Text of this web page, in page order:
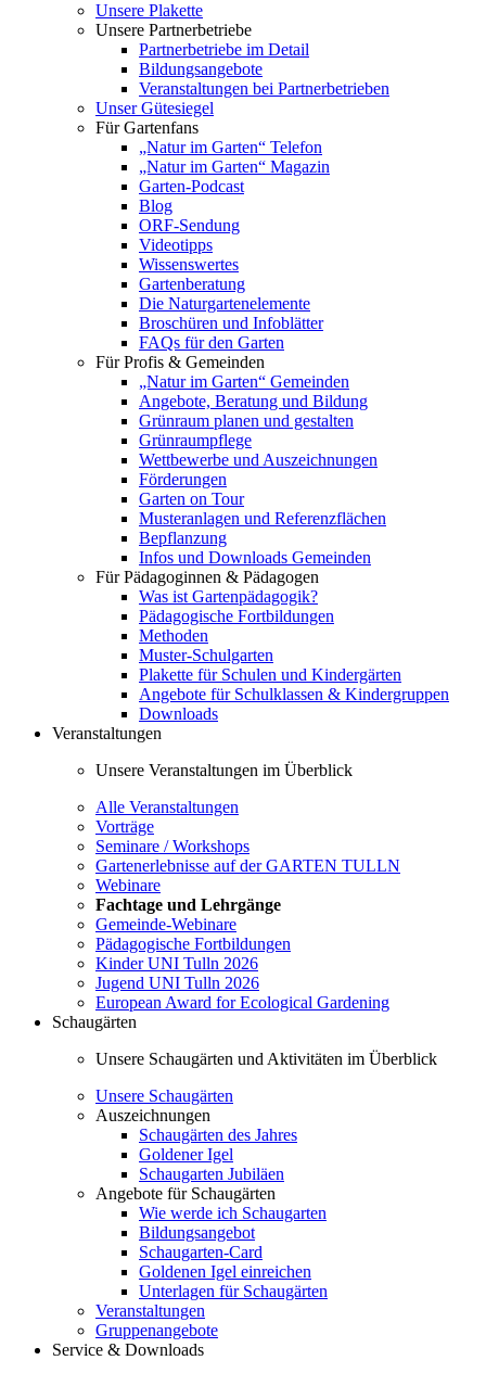
Unsere Plakette
Unsere Partnerbetriebe
Partnerbetriebe im Detail
Bildungsangebote
Veranstaltungen bei Partnerbetrieben
Unser Gütesiegel
Für Gartenfans
„Natur im Garten“ Telefon
„Natur im Garten“ Magazin
Garten-Podcast
Blog
ORF-Sendung
Videotipps
Wissenswertes
Gartenberatung
Die Naturgartenelemente
Broschüren und Infoblätter
FAQs für den Garten
Für Profis & Gemeinden
„Natur im Garten“ Gemeinden
Angebote, Beratung und Bildung
Grünraum planen und gestalten
Grünraumpflege
Wettbewerbe und Auszeichnungen
Förderungen
Garten on Tour
Musteranlagen und Referenzflächen
Bepflanzung
Infos und Downloads Gemeinden
Für Pädagoginnen & Pädagogen
Was ist Gartenpädagogik?
Pädagogische Fortbildungen
Methoden
Muster-Schulgarten
Plakette für Schulen und Kindergärten
Angebote für Schulklassen & Kindergruppen
Downloads
Veranstaltungen
Unsere Veranstaltungen im Überblick
Alle Veranstaltungen
Vorträge
Seminare / Workshops
Gartenerlebnisse auf der GARTEN TULLN
Webinare
Fachtage und Lehrgänge
Gemeinde-Webinare
Pädagogische Fortbildungen
Kinder UNI Tulln 2026
Jugend UNI Tulln 2026
European Award for Ecological Gardening
Schaugärten
Unsere Schaugärten und Aktivitäten im Überblick
Unsere Schaugärten
Auszeichnungen
Schaugärten des Jahres
Goldener Igel
Schaugarten Jubiläen
Angebote für Schaugärten
Wie werde ich Schaugarten
Bildungsangebot
Schaugarten-Card
Goldenen Igel einreichen
Unterlagen für Schaugärten
Veranstaltungen
Gruppenangebote
Service & Downloads